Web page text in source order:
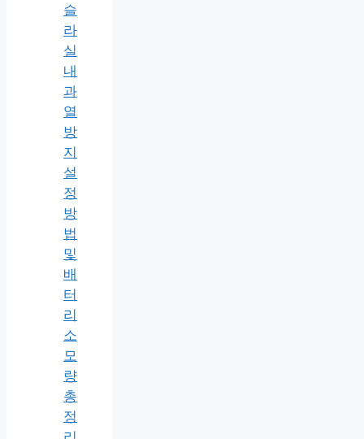
슬
라
실
내
과
열
방
지
설
정
방
법
및
배
터
리
소
모
량
총
정